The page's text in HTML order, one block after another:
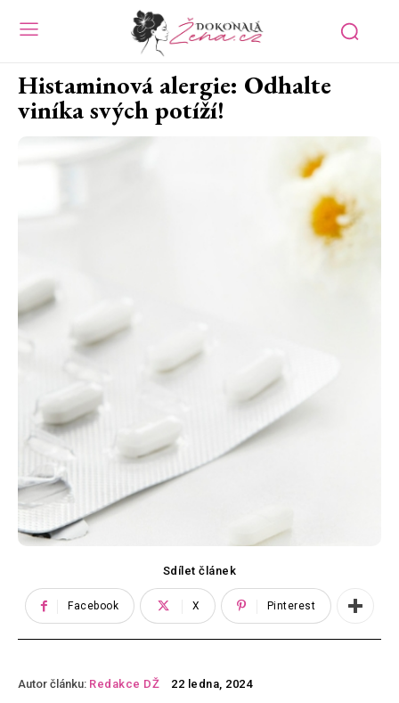
Histaminová alergie: Odhalte
viníka svých potíží!
Sdílet článek
Facebook X Pinterest
Autor článku: Redakce DŽ 22 ledna, 2024